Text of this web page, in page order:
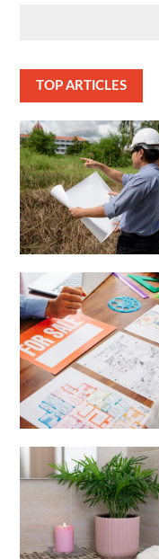
TOP ARTICLES